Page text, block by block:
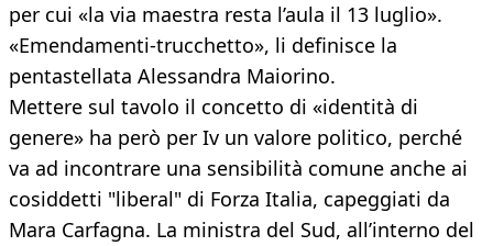
per cui «la via maestra resta l’aula il 13 luglio».
«Emendamenti-trucchetto», li definisce la
pentastellata Alessandra Maiorino.
Mettere sul tavolo il concetto di «identità di
genere» ha però per Iv un valore politico, perché
va ad incontrare una sensibilità comune anche ai
cosiddetti "liberal" di Forza Italia, capeggiati da
Mara Carfagna. La ministra del Sud, all’interno del